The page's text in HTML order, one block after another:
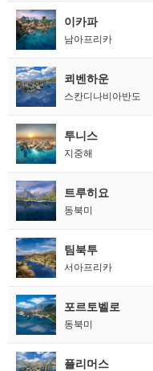
이카파
남아프리카
쾨벤하운
스칸디나비아반도
투니스
지중해
트루히요
동북미
팀북투
서아프리카
포르토벨로
동북미
플리머스